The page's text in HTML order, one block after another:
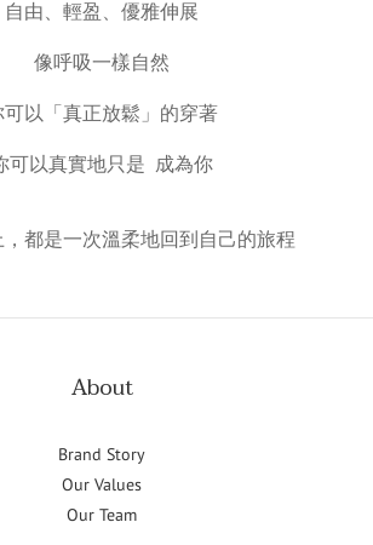
自由、輕盈、優雅伸展
像呼吸一樣自然
可以「真正放鬆」的穿著
可以真實地只是  成為你
都是一次溫柔地回到自己的旅程
About
Brand Story
Our Values
Our Team